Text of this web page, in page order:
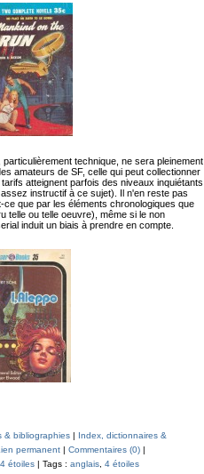
technique, ne sera pleinement
amateurs de SF, celle qui peut collectionner
atteignent parfois des niveaux inquiétants
instructif à ce sujet). Il n'en reste pas
que par les éléments chronologiques que
telle ou telle oeuvre), même si le non
induit un biais à prendre en compte.
& bibliographies| Index, dictionnaires &
permanent| Commentaires (0)|
4 étoiles| Tags : anglais, 4 étoiles